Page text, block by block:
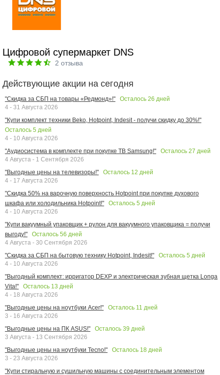
Цифровой супермаркет DNS
2 отзыва
Действующие акции на сегодня
"Скидка за СБП на товары «Редмонд»!" Осталось 26 дней
4 - 31 Августа 2026
"Купи комплект техники Beko, Hotpoint, Indesit - получи скидку до 30%!"
Осталось 5 дней
4 - 10 Августа 2026
"Аудиосистема в комплекте при покупке ТВ Samsung!"
Осталось 27 дней
4 Августа - 1 Сентября 2026
"Выгодные цены на телевизоры!"
Осталось 12 дней
4 - 17 Августа 2026
"Скидка 50% на варочную поверхность Hotpoint при покупке духового
шкафа или холодильника Hotpoint!"
Осталось 5 дней
4 - 10 Августа 2026
"Купи вакуумный упаковщик + рулон для вакуумного упаковщика = получи
выгоду!"
Осталось 56 дней
4 Августа - 30 Сентября 2026
"Скидка за СБП на бытовую технику Hotpoint, Indesit!"
Осталось 5 дней
4 - 10 Августа 2026
"Выгодный комплект: ирригатор DEXP и электрическая зубная щетка Longa
Vita!"
Осталось 13 дней
4 - 18 Августа 2026
"Выгодные цены на ноутбуки Acer!"
Осталось 11 дней
3 - 16 Августа 2026
"Выгодные цены на ПК ASUS!"
Осталось 39 дней
3 Августа - 13 Сентября 2026
"Выгодные цены на ноутбуки Tecno!"
Осталось 18 дней
3 - 23 Августа 2026
"Купи стиральную и сушильную машины с соединительным элементом